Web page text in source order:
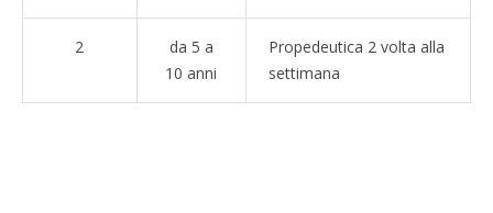
2
da 5 a
10 anni
Propedeutica 2 volta alla
settimana